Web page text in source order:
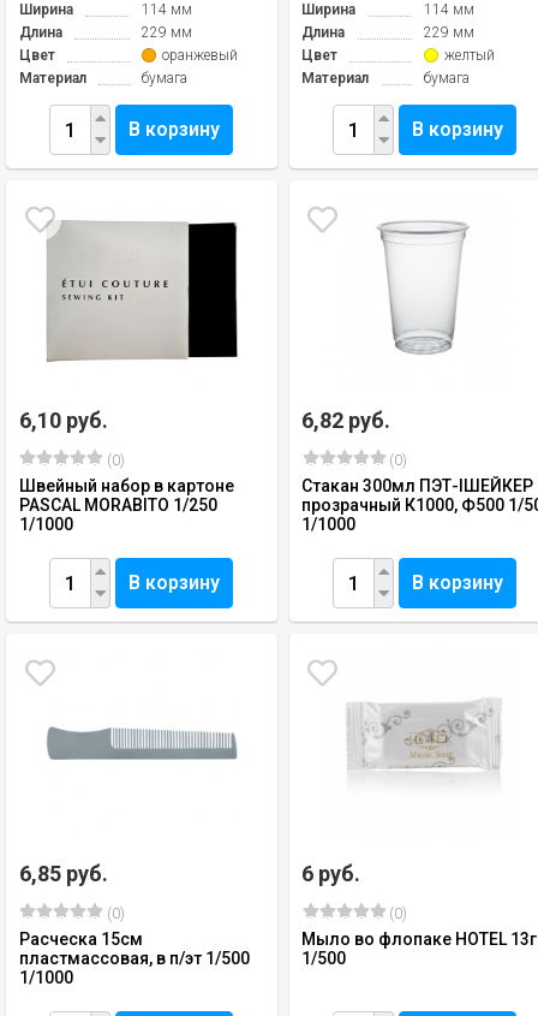
Ширина
114 мм
Длина
229 мм
Цвет
оранжевый
Материал
бумага
В корзину
Ширина
114 мм
Длина
229 мм
Цвет
желтый
Материал
бумага
В корзину
6,10 руб.
(0)
Швейный набор в картоне
PASCAL MORABITO 1/250
1/1000
В корзину
6,82 руб.
(0)
Стакан 300мл ПЭТ-IШЕЙКЕР
прозрачный К1000, Ф500 1/
1/1000
В корзину
6,85 руб.
(0)
Расческа 15см
пластмассовая, в п/эт 1/500
1/1000
6 руб.
(0)
Мыло во флопаке HOTEL
1/500